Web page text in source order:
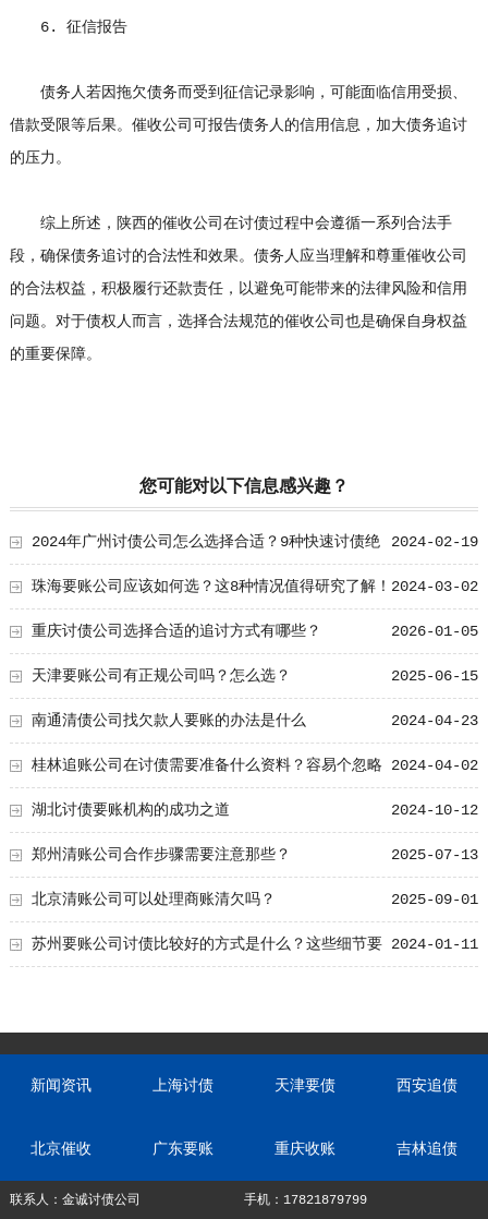
6. 征信报告
债务人若因拖欠债务而受到征信记录影响，可能面临信用受损、
借款受限等后果。催收公司可报告债务人的信用信息，加大债务追讨
的压力。
综上所述，陕西的催收公司在讨债过程中会遵循一系列合法手
段，确保债务追讨的合法性和效果。债务人应当理解和尊重催收公司
的合法权益，积极履行还款责任，以避免可能带来的法律风险和信用
问题。对于债权人而言，选择合法规范的催收公司也是确保自身权益
的重要保障。
您可能对以下信息感兴趣？
2024-02-19
2024年广州讨债公司怎么选择合适？9种快速讨债绝
招 2024-03-02
珠海要账公司应该如何选？这8种情况值得研究了解！
2026-01-05
重庆讨债公司选择合适的追讨方式有哪些？
2025-06-15
天津要账公司有正规公司吗？怎么选？
2024-04-23
南通清债公司找欠款人要账的办法是什么
2024-04-02
桂林追账公司在讨债需要准备什么资料？容易个忽略
的五大的资料！ 2024-10-12
湖北讨债要账机构的成功之道
2025-07-13
郑州清账公司合作步骤需要注意那些？
2025-09-01
北京清账公司可以处理商账清欠吗？
2024-01-11
苏州要账公司讨债比较好的方式是什么？这些细节要
新闻资讯 上海讨债 天津要债 西安追债
北京催收 广东要账 重庆收账 吉林追债
联系人：金诚讨债公司 手机：17821879799